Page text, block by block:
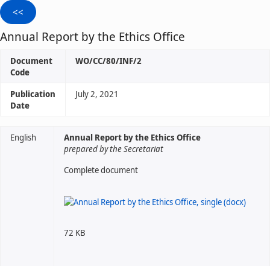
Annual Report by the Ethics Office
Document
Code
WO/CC/80/INF/2
Publication
Date
July 2, 2021
English
Annual Report by the Ethics Office
prepared by the Secretariat
Complete document
72 KB